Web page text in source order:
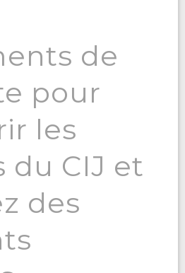
de
pour
les
du CIJ et
des